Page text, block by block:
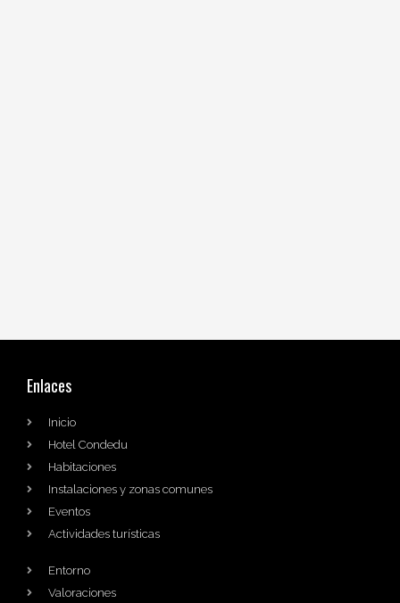
Enlaces
Inicio
Hotel Condedu
Habitaciones
Instalaciones y zonas comunes
Eventos
Actividades turísticas
Entorno
Valoraciones